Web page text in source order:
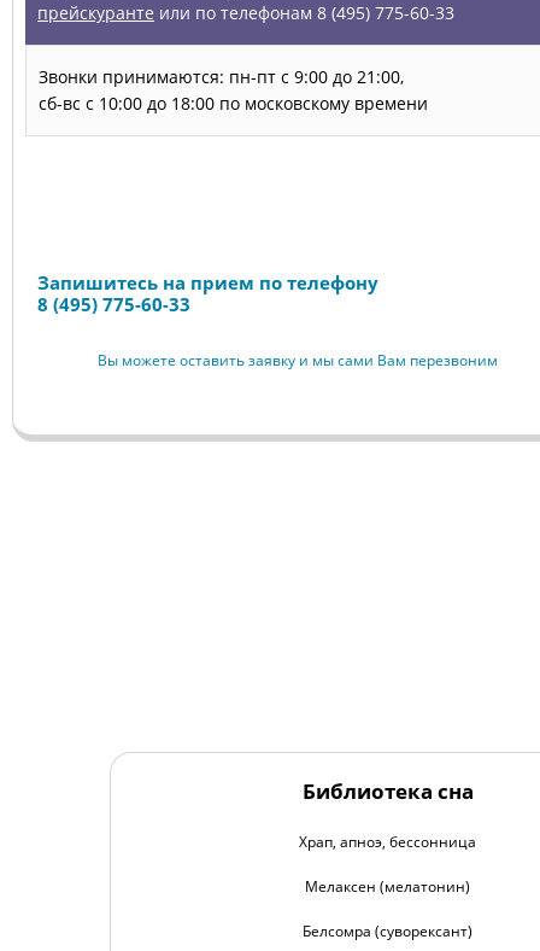
прейскуранте или по телефонам 8 (495) 775-60-33
Звонки принимаются: пн-пт с 9:00 до 21:00,
сб-вс с 10:00 до 18:00 по московскому времени
Запишитесь на прием по телефону
8 (495) 775-60-33
Вы можете оставить заявку и мы сами Вам перезвоним
Библиотека сна
Храп, апноэ, бессонница
Мелаксен (мелатонин)
Белсомра (суворексант)